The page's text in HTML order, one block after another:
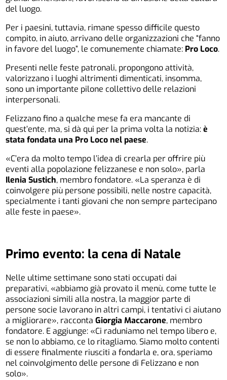
del luogo.
Per i paesini, tuttavia, rimane spesso difficile questo
compito, in aiuto, arrivano delle organizzazioni che “fanno
in favore del luogo”, le comunemente chiamate: Pro Loco.
Presenti nelle feste patronali, propongono attività,
valorizzano i luoghi altrimenti dimenticati, insomma,
sono un importante pilone collettivo delle relazioni
interpersonali.
Felizzano fino a qualche mese fa era mancante di
quest’ente, ma, si dà qui per la prima volta la notizia:è
stata fondata una Pro Loco nel paese.
«C’era da molto tempo l’idea di crearla per offrire più
eventi alla popolazione felizzanese e non solo», parla
Ilenia Sustich, membro fondatore. «La speranza è di
coinvolgere più persone possibili, nelle nostre capacità,
specialmente i tanti giovani che non sempre partecipano
alle feste in paese».
Primo evento: la cena di Natale
Nelle ultime settimane sono stati occupati dai
preparativi, «abbiamo già provato il menù, come tutte le
associazioni simili alla nostra, la maggior parte di
persone socie lavorano in altri campi, i tentativi ci aiutano
a migliorare», raccontaGiorgia Maccarone, membro
fondatore. E aggiunge: «Ci raduniamo nel tempo libero e,
se non lo abbiamo, ce lo ritagliamo. Siamo molto contenti
di essere finalmente riusciti a fondarla e, ora, speriamo
nel coinvolgimento delle persone di Felizzano e non
solo».